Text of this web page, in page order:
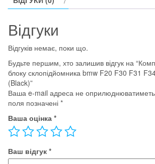
F30
F34
F36
(Black)
кількість
Відгуки
Відгуків немає, поки що.
Будьте першим, хто залишив відгук на
блоку склопідйомника bmw F20 F30 F31
(Black)”
Ваша e-mail адреса не
поля позначені *
Ваша оцінка *
Ваш відгук *